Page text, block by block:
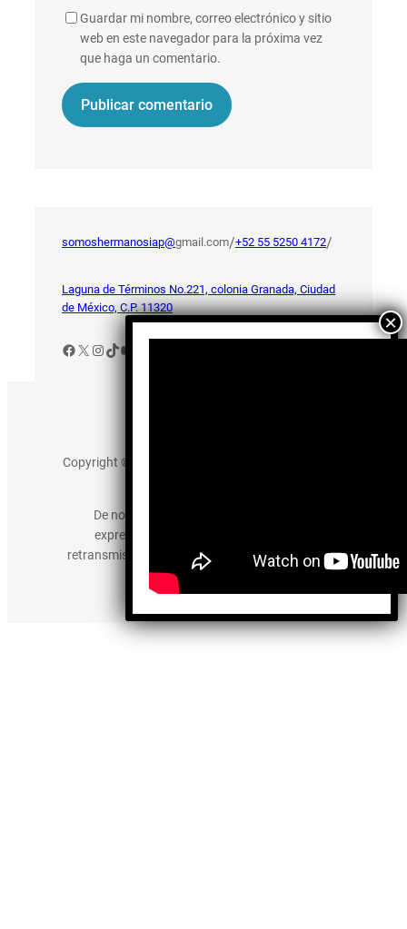
Guardar mi nombre, correo electrónico y sitio
web en este navegador para la próxima vez
que haga un comentario.
somoshermanosiap@gmail.com/+52 55 5250 4172/
Laguna de Términos No.221, colonia Granada, Ciudad
de México, C.P. 11320
Facebook
X Instagram
TikTok
YouTube
Copyright © 2025 somos-hermanos.mx. Todos los
De no existir previa autorización, queda
expresamente prohibida la publicación,
retransmisión, edición y cualquier otro uso de los
contenidos.